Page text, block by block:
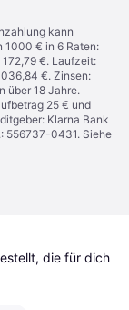
kann
1000 € in 6 Raten:
€. Laufzeit:
€. Zinsen:
über 18 Jahre.
25 € und
Klarna Bank
556737-0431. Siehe
die für dich